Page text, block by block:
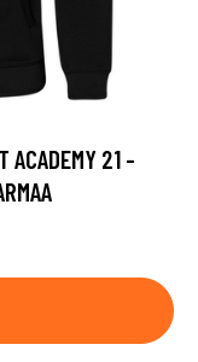
ACADEMY 21 -